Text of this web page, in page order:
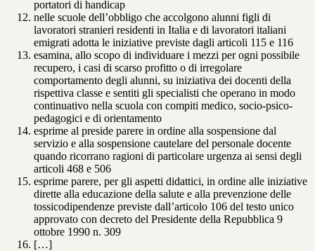
portatori di handicap
nelle scuole dell’obbligo che accolgono alunni figli di
lavoratori stranieri residenti in Italia e di lavoratori italiani
emigrati adotta le iniziative previste dagli articoli 115 e 116
esamina, allo scopo di individuare i mezzi per ogni possibile
recupero, i casi di scarso profitto o di irregolare
comportamento degli alunni, su iniziativa dei docenti della
rispettiva classe e sentiti gli specialisti che operano in modo
continuativo nella scuola con compiti medico, socio-psico-
pedagogici e di orientamento
esprime al preside parere in ordine alla sospensione dal
servizio e alla sospensione cautelare del personale docente
quando ricorrano ragioni di particolare urgenza ai sensi degli
articoli 468 e 506
esprime parere, per gli aspetti didattici, in ordine alle iniziative
dirette alla educazione della salute e alla prevenzione delle
tossicodipendenze previste dall’articolo 106 del testo unico
approvato con decreto del Presidente della Repubblica 9
ottobre 1990 n. 309
[…]